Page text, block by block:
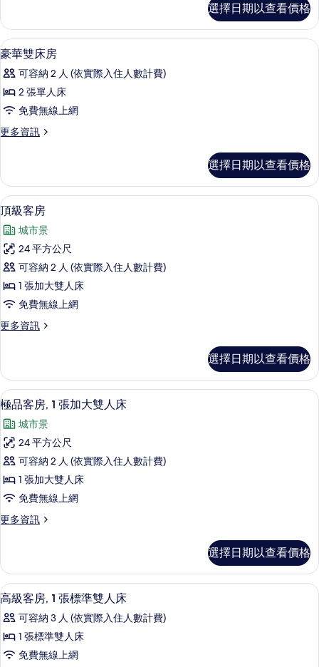
有
相
片
1
的
詳
選擇日期以查看價格
顯
示
豪
華
雙
床
的
所
有
相
片
免費迷你吧、客房內保險箱、書桌、
6
豪華雙床房
可容納 2 人 (依實際入住人數計費)
2 張單人床
免費無線上網
更多資訊
更
雙
床
房
的
詳
情
選擇日期以查看價格
顯
示
頂
級
客
房
的
所
相
片
頂級客房 | 免費迷你吧、客房內保險
2
頂級客房
城市景
24 平方公尺
可容納 2 人 (依實際入住人數計費)
1 張加大雙人床
免費無線上網
更多資訊
更
客
房
的
情
選擇日期以查看價格
顯
示
極
品
客
房,
張
大
雙
人
床
的
所
極品客房, 1 張加大雙人床 | 免費迷你
3
極品客房, 1 張加大雙人床
城市景
24 平方公尺
可容納 2 人 (依實際入住人數計費)
1 張加大雙人床
免費無線上網
更多資訊
更
客
房,
1
加
大
人
選擇日期以查看價格
顯
示
高
級
免費迷你吧、客房內保險箱、書桌、
2
高級客房, 1 張標準雙人床
可容納 3 人 (依實際入住人數計費)
1 張標準雙人床
免費無線上網